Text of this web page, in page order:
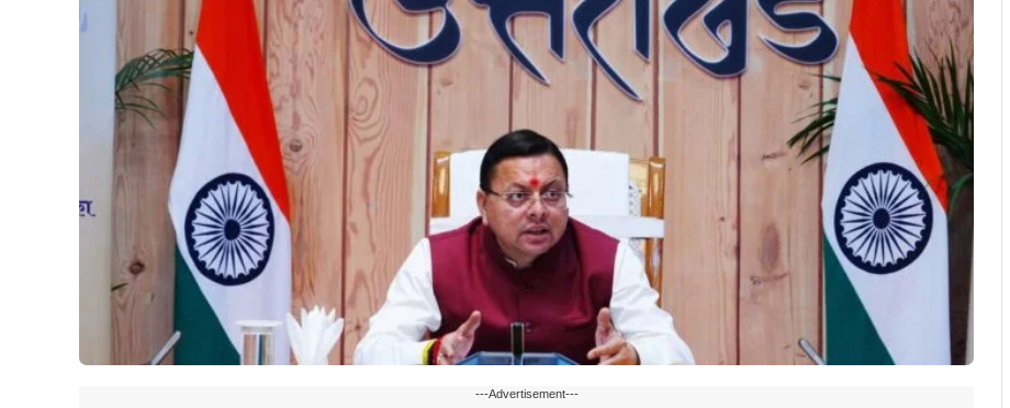
---Advertisement---